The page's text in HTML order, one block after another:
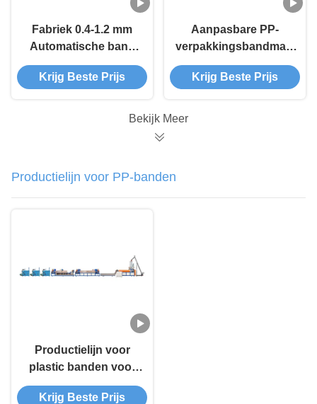
Fabriek 0.4-1.2 mm
Automatische band
productielijn voor PP
materiaal
Krijg Beste Prijs
Aanpasbare PP-
verpakkingsbandmachine
voor klantvereisten
Krijg Beste Prijs
Bekijk Meer
Productielijn voor PP-banden
Productielijn voor
plastic banden voor
korrels
Krijg Beste Prijs